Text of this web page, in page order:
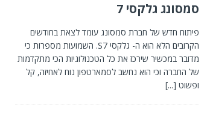
סמסונג גלקסי 7
פיתוח חדש של חברת סמסונג עומד לצאת בחודשים
הקרובים הלא הוא ה- גלקסי S7. השמועות מספרות כי
מדובר במכשיר שירכז את כל הטכנולוגיות הכי מתקדמות
של החברה וכי הוא נחשב לסמארטפון נוח לאחיזה, קל
ופשוט [...]